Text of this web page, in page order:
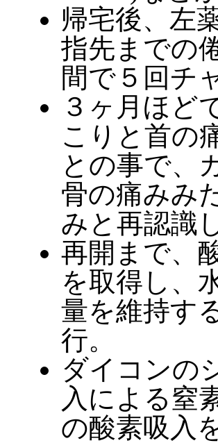
帰宅後、左
指先までの
間で５回チ
３ヶ月ほど
こりと首の
との事で、
骨の痛みみ
みと再認識
再開まで、
を取得し、
量を維持す
行。
ダイコンの
入による窒
の酸素吸入